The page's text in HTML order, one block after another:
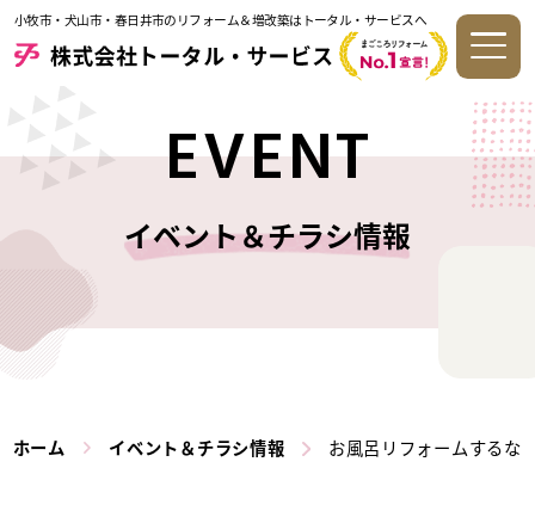
小牧市・犬山市・春日井市のリフォーム＆増改築はトータル・サービスへ
EVENT
イベント＆チラシ情報
ホーム イベント＆チラシ情報 お風呂リフォームするな